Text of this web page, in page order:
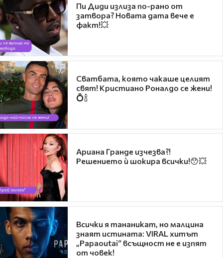
Пи Диди излиза по-рано от
затвора? Новата дата вече е
факт!💥
Сватбата, която чакаше целият
свят! Кристиано Роналдо се жени!
💍🍾
Ариана Гранде изчезва?!
Решението ѝ шокира всички!😯💥
Всички я тананикат, но малцина
знаят истината: VIRAL хитът
„Papaoutai“ всъщност не е изпят
от човек!